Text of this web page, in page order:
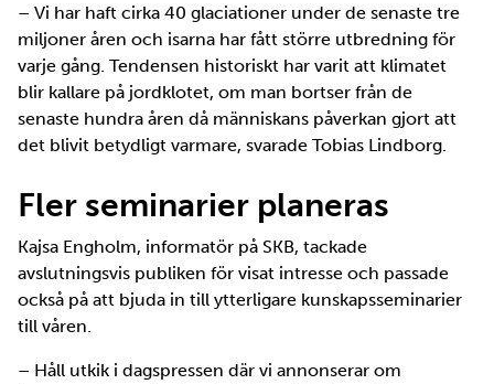
– Vi har haft cirka 40 glaciationer under de senaste tre
miljoner åren och isarna har fått större utbredning för
varje gång. Tendensen historiskt har varit att klimatet
blir kallare på jordklotet, om man bortser från de
senaste hundra åren då människans påverkan gjort att
det blivit betydligt varmare, svarade Tobias Lindborg.
Fler seminarier planeras
Kajsa Engholm, informatör på SKB, tackade
avslutningsvis publiken för visat intresse och passade
också på att bjuda in till ytterligare kunskapsseminarier
till våren.
– Håll utkik i dagspressen där vi annonserar om